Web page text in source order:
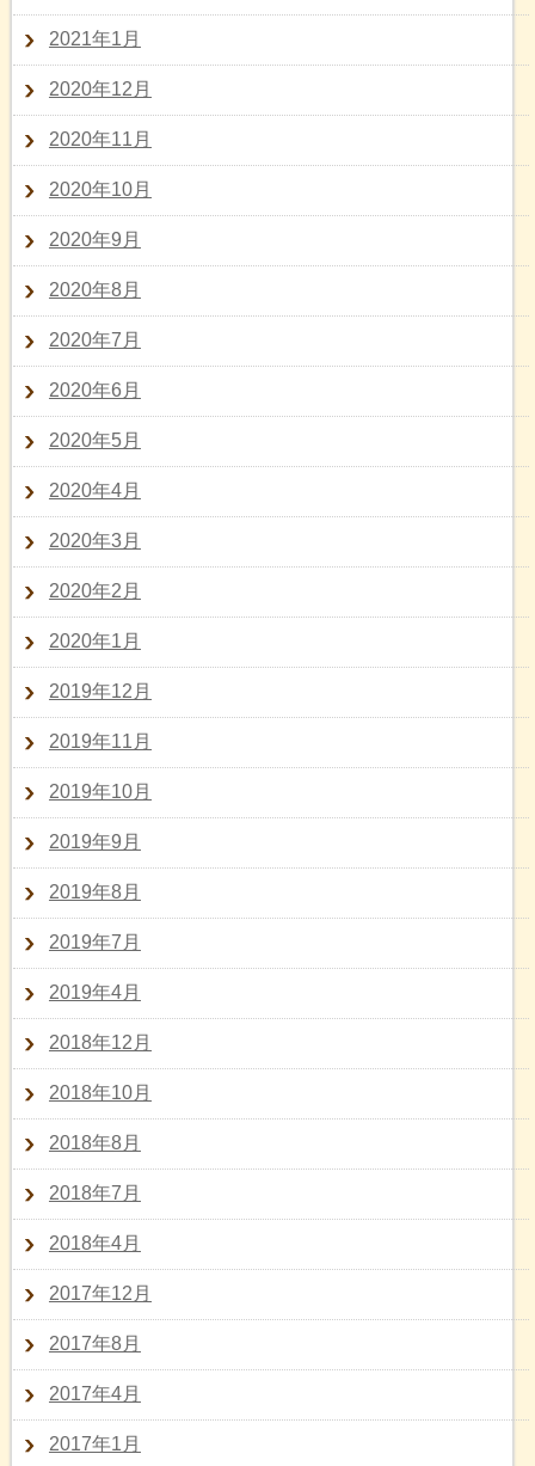
2021年1月
2020年12月
2020年11月
2020年10月
2020年9月
2020年8月
2020年7月
2020年6月
2020年5月
2020年4月
2020年3月
2020年2月
2020年1月
2019年12月
2019年11月
2019年10月
2019年9月
2019年8月
2019年7月
2019年4月
2018年12月
2018年10月
2018年8月
2018年7月
2018年4月
2017年12月
2017年8月
2017年4月
2017年1月